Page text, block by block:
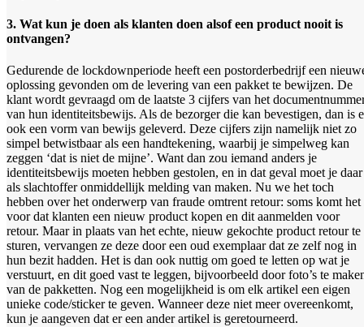
3. Wat kun je doen als klanten doen alsof een product nooit is
ontvangen?
Gedurende de lockdownperiode heeft een postorderbedrijf een
oplossing gevonden om de levering van een pakket te bewijzen. De
klant wordt gevraagd om de laatste 3 cijfers van het
van hun identiteitsbewijs. Als de bezorger die kan bevestigen, dan is
ook een vorm van bewijs geleverd. Deze cijfers zijn namelijk niet zo
simpel betwistbaar als een handtekening, waarbij je simpelweg kan
zeggen ‘dat is niet de mijne’. Want dan zou iemand anders je
identiteitsbewijs moeten hebben gestolen, en in dat geval moet je daar
als slachtoffer onmiddellijk melding van maken. Nu we het toch
hebben over het onderwerp van fraude omtrent retour: soms komt het
voor dat klanten een nieuw product kopen en dit aanmelden voor
retour. Maar in plaats van het echte, nieuw gekochte product retour te
sturen, vervangen ze deze door een oud exemplaar dat ze zelf nog in
hun bezit hadden. Het is dan ook nuttig om goed te letten op wat je
verstuurt, en dit goed vast te leggen, bijvoorbeeld door foto’s te
van de pakketten. Nog een mogelijkheid is om elk artikel een eigen
unieke code/sticker te geven. Wanneer deze niet meer overeenkomt,
kun je aangeven dat er een ander artikel is geretourneerd.